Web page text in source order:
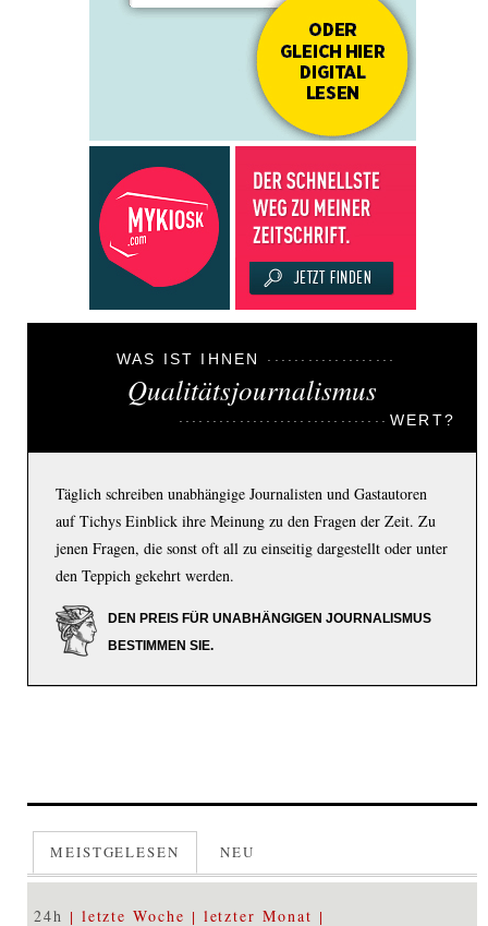
WAS IST IHNEN
Qualitätsjournalismus
WERT?
Täglich schreiben unabhängige Journalisten und Gastautoren
auf Tichys Einblick ihre Meinung zu den Fragen der Zeit. Zu
jenen Fragen, die sonst oft all zu einseitig dargestellt oder unter
den Teppich gekehrt werden.
DEN PREIS FÜR UNABHÄNGIGEN JOURNALISMUS
BESTIMMEN SIE.
MEISTGELESEN NEU
24h letzte Woche letzter Monat